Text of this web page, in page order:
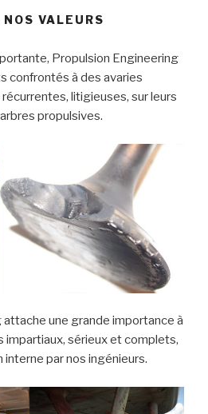
VALEURS
Propulsion Engineering
confrontés à des avaries
litigieuses, sur leurs
propulsives.
une grande importance à
impartiaux, sérieux et complets,
par nos ingénieurs.